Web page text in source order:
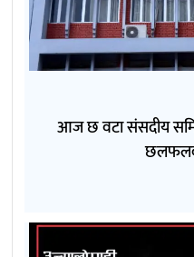
आज छ वटा संसदीय